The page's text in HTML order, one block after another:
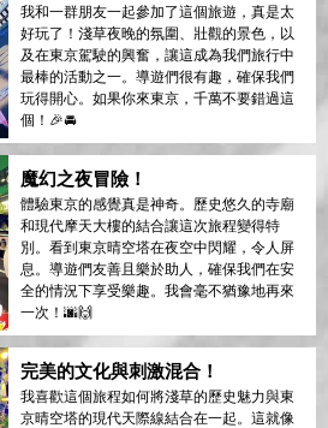
我和一群朋友一起參加了這個旅遊，真是太
好玩了！淺草夜晚的氛圍、壯觀的景色，以
及在東京駕駛的興奮，讓這成為我們旅行中
最棒的活動之一。導遊們很有趣，確保我們
玩得開心。如果你來東京，千萬不要錯過這
個！🎉🚘
魔幻之夜冒險！
體驗東京的感覺真是神奇。歷史悠久的寺廟
和現代摩天大樓的結合讓這次旅程變得特
別。看到東京晴空塔在夜空中閃耀，令人屏
息。導遊們友善且樂於助人，確保我們在安
全的情況下享受樂趣。我會毫不猶豫地再來
一次！🌆🙌
完美的文化與刺激混合！
我喜歡這個旅程如何將淺草的歷史魅力與東
京晴空塔的現代天際線結合在一起。這就像